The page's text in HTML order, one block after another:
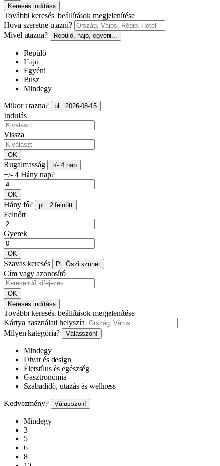
Keresés indítása
További keresési beállítások megjelenítése
Hova szeretne utazni?
Mivel utazna?
Repülő, hajó, egyéni...
Repülő
Hajó
Egyéni
Busz
Mindegy
Mikor utazna? pl.: 2026-08-15
Indulás
Vissza
OK
Rugalmasság +/- 4 nap
+/- 4 Hány nap?
OK
Hány fő? pl.: 2 felnőtt
Felnőtt
Gyerek
OK
Szavas keresés Pl: Őszi szünet
Cím vagy azonosító
OK
Keresés indítása
További keresési beállítások megjelenítése
Kártya használati helyszín
Milyen kategória?
Válasszon!
Mindegy
Divat és design
Életstílus és egészség
Gasztronómia
Szabadidő, utazás és wellness
Kedvezmény? Válasszon!
Mindegy
3
5
6
8